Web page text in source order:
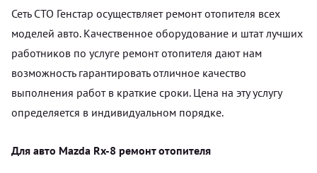
Сеть СТО Генстар осуществляет ремонт отопителя всех
моделей авто. Качественное оборудование и штат лучших
работников по услуге ремонт отопителя дают нам
возможность гарантировать отличное качество
выполнения работ в краткие сроки. Цена на эту услугу
определяется в индивидуальном порядке.
Для авто Mazda Rx-8 ремонт отопителя